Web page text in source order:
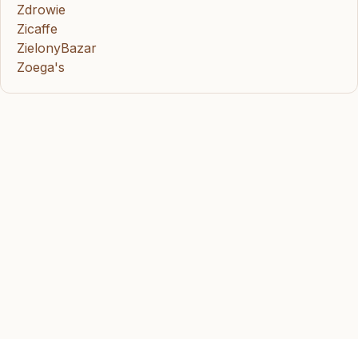
Zdrowie
Zicaffe
ZielonyBazar
Zoega's